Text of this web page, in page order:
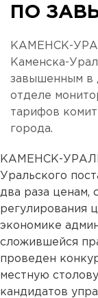
ПО
КАМЕНСК-
Каменска-
завышенным в
отделе
тарифов
города.
КАМЕНСК-
Уральского
два раза ценам,
регулирования
экономике
сложившейся
проведен
местную
кандидатов